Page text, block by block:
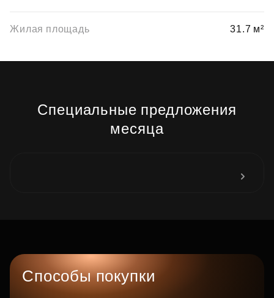
Жилая площадь 31.7 м²
Специальные предложения
месяца
Способы покупки